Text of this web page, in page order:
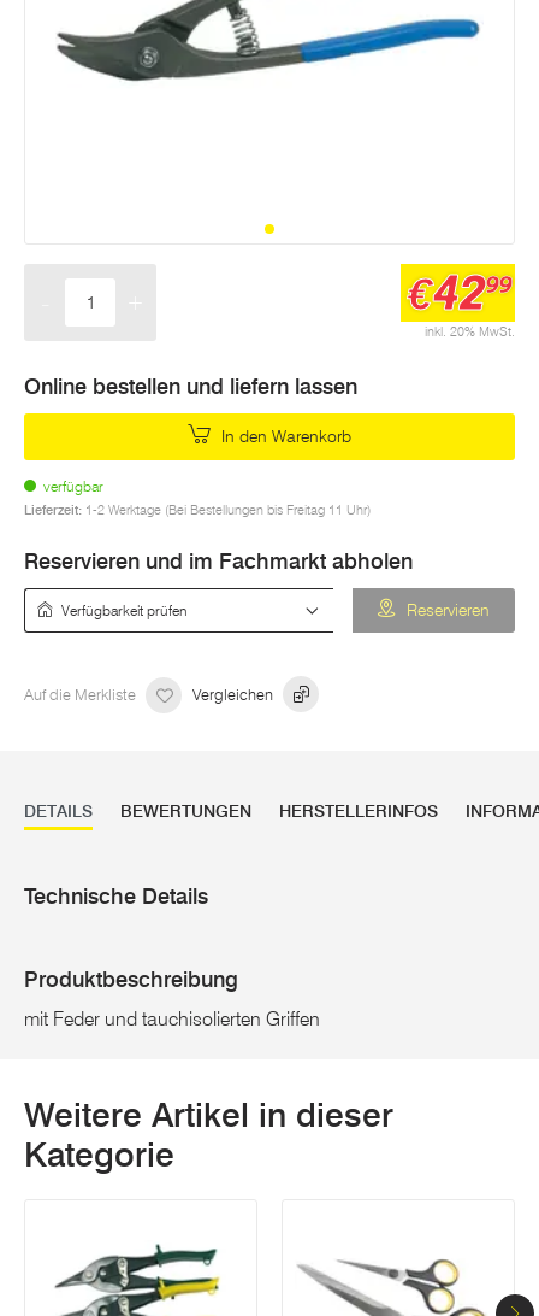
inkl. 20% MwSt.
€4299
Online bestellen und liefern lassen
In den Warenkorb
verfügbar
Lieferzeit: 1-2 Werktage (Bei Bestellungen bis Freitag 11 Uhr)
Reservieren und im Fachmarkt abholen
Reservieren
Auf die Merkliste Vergleichen
DETAILS BEWERTUNGEN HERSTELLERINFOS
Technische Details
Produktbeschreibung
mit Feder und tauchisolierten Griffen
Weitere Artikel in dieser
Kategorie